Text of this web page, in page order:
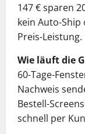
147 € sparen
kein Auto-Ship
Preis-Leistung.
Wie läuft die
60-Tage-
Nachweis
Bestell-
schnell per